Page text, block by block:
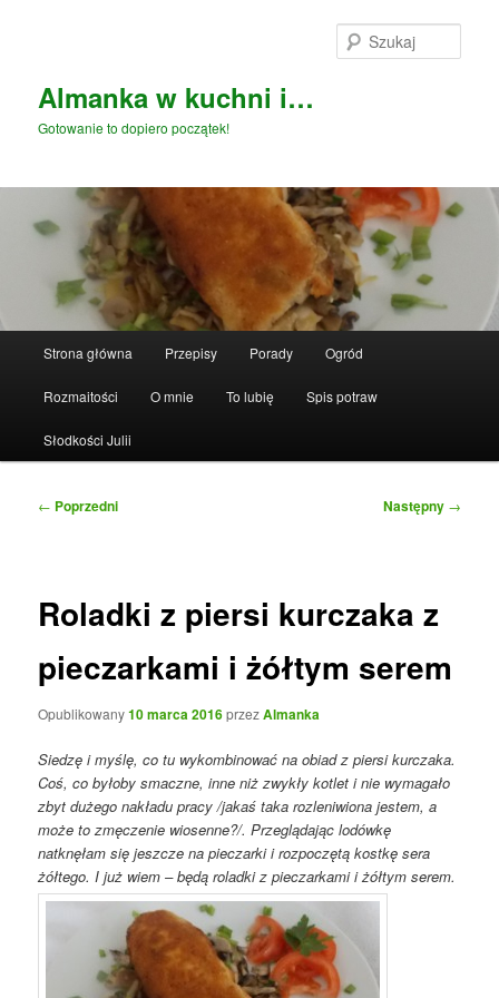
Almanka w kuchni i…
Gotowanie to dopiero początek!
Strona główna Przepisy Porady Ogród
Rozmaitości O mnie To lubię Spis potraw
Słodkości Julii
Nawigacja
← Poprzedni Następny →
Roladki z piersi kurczaka z
pieczarkami i żółtym serem
Opublikowany10 marca 2016przezAlmanka
Siedzę i myślę, co tu wykombinować na obiad z piersi kurczaka.
Coś, co byłoby smaczne, inne niż zwykły kotlet i nie wymagało
zbyt dużego nakładu pracy /jakaś taka rozleniwiona jestem, a
może to zmęczenie wiosenne?/. Przeglądając lodówkę
natknęłam się jeszcze na pieczarki i rozpoczętą kostkę sera
żółtego. I już wiem – będą roladki z pieczarkami i żółtym serem.